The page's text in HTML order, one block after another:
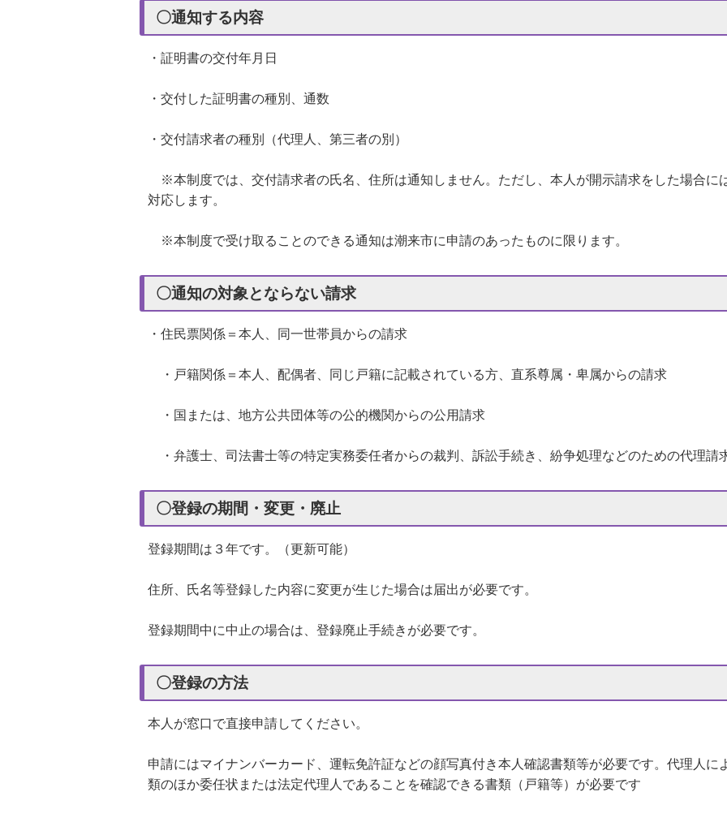
〇通知する内容
・証明書の交付年月日
・交付した証明書の種別、通数
・交付請求者の種別（代理人、第三者の別）
※本制度では、交付請求者の氏名、住所は通知しません。ただし、本人が開示請求をした場合
対応します。
※本制度で受け取ることのできる通知は潮来市に申請のあったものに限ります。
〇通知の対象とならない請求
・住民票関係＝本人、同一世帯員からの請求
・戸籍関係＝本人、配偶者、同じ戸籍に記載されている方、直系尊属・卑属からの請求
・国または、地方公共団体等の公的機関からの公用請求
・弁護士、司法書士等の特定実務委任者からの裁判、訴訟手続き、紛争処理などのための代理請
〇登録の期間・変更・廃止
登録期間は３年です。（更新可能）
住所、氏名等登録した内容に変更が生じた場合は届出が必要です。
登録期間中に中止の場合は、登録廃止手続きが必要です。
〇登録の方法
本人が窓口で直接申請してください。
申請にはマイナンバーカード、運転免許証などの顔写真付き本人確認書類等が必要です。代理人に
類のほか委任状または法定代理人であることを確認できる書類（戸籍等）が必要です